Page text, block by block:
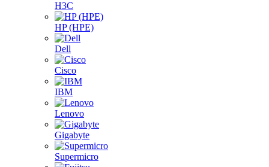
H3C
HP (HPE)
Dell
Cisco
IBM
Lenovo
Gigabyte
Supermicro